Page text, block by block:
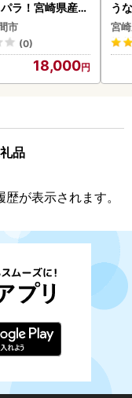
ラ！宮崎県産鶏
合計3kg_K043
市
(0)
18,000
う
以
宮
品
が表示されます。